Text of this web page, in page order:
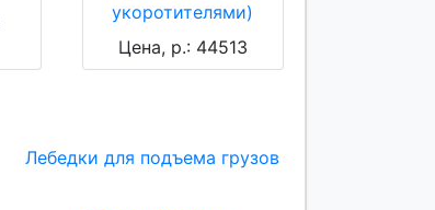
укоротителями)
Цена, р.: 44513
Лебедки для подъема грузов